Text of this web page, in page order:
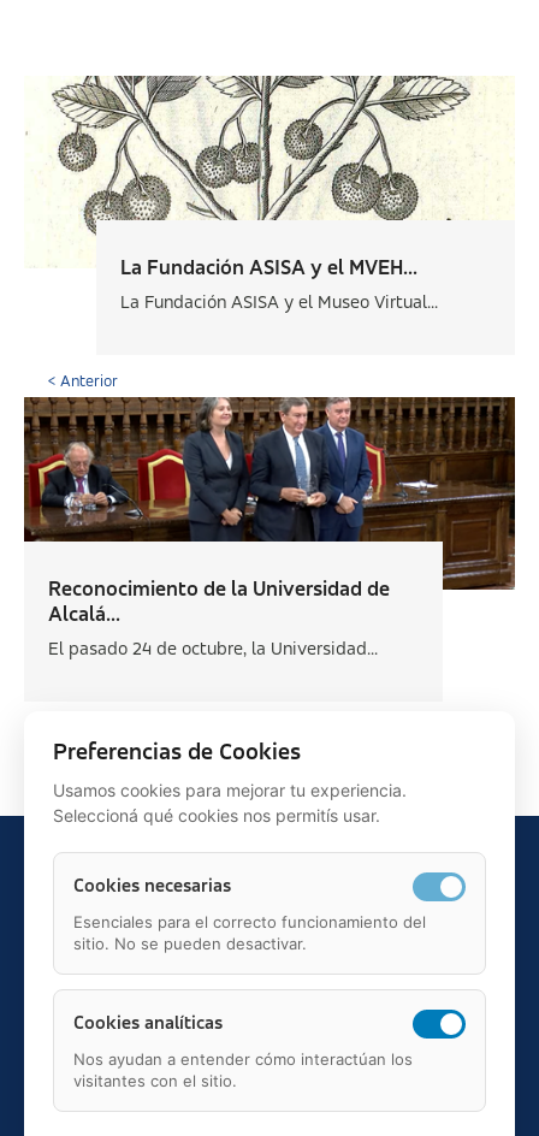
La Fundación ASISA y el MVEH...
La Fundación ASISA y el Museo Virtual...
< Anterior
Reconocimiento de la Universidad de
Alcalá...
El pasado 24 de octubre, la Universidad...
Teléfono: 91 595 75 00
c/ Juan Ignacio Luca de Tena, 12, 28027, Madrid
Mail: fundacion.asisa@asisa.es
Preferencias de Cookies
Usamos cookies para mejorar tu experiencia.
Seleccioná qué cookies nos permitís usar.
Cookies necesarias
Esenciales para el correcto funcionamiento del
sitio. No se pueden desactivar.
Cookies analíticas
Nos ayudan a entender cómo interactúan los
visitantes con el sitio.